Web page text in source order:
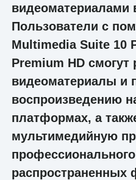
видеоматериалами
Пользователи с
Multimedia Suite 10
Premium HD смогут
видеоматериалы и
воспроизведению
платформах, а
мультимедийную
распространенных